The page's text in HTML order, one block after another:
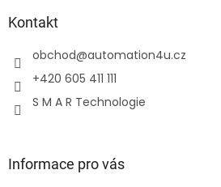
Kontakt
obchod@automation4u.cz
+420 605 411 111
S M A R Technologie
Informace pro vás